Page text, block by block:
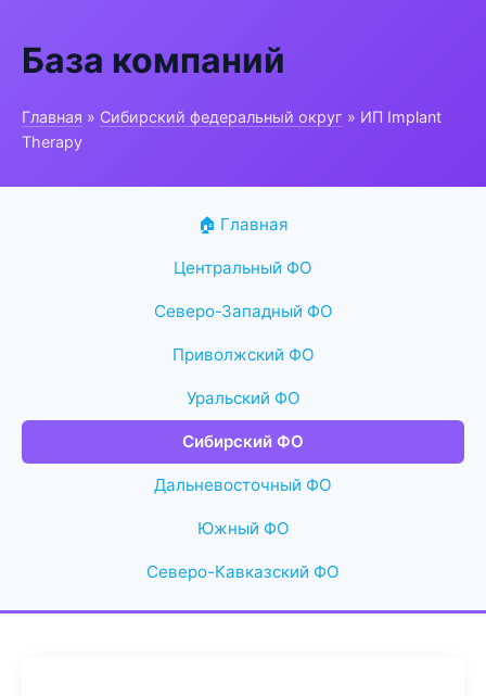
База компаний
Главная » Сибирский федеральный округ » ИП Implant
Therapy
🏠 Главная
Центральный ФО
Северо-Западный ФО
Приволжский ФО
Уральский ФО
Сибирский ФО
Дальневосточный ФО
Южный ФО
Северо-Кавказский ФО